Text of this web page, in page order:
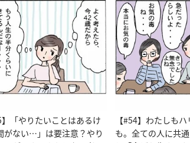
】「やりたいことはあるけ
がない…」は要注意？やり
【#54】わたしも
も。全ての人に共通